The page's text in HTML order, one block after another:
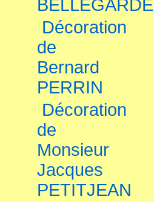
BELLEGARDE
Décoration
de
Bernard
PERRIN
Décoration
de
Monsieur
Jacques
PETITJEAN